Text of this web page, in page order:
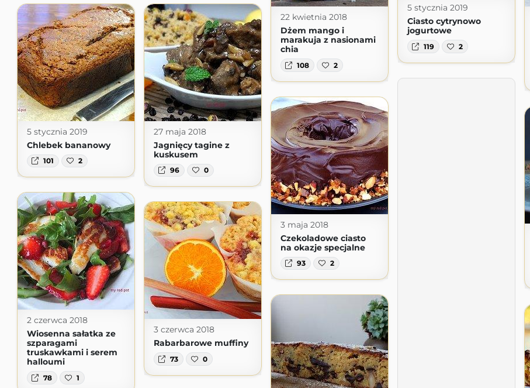
5 stycznia 2019
Ciasto cytrynowo
jogurtowe
119 2
22 kwietnia 2018
Dżem mango i
marakuja z nasionami
chia
108 2
5 stycznia 2019
Chlebek bananowy
101 2
27 maja 2018
Jagnięcy tagine z
kuskusem
96 0
3 maja 2018
Czekoladowe ciasto
na okazje specjalne
93 2
2 czerwca 2018
Wiosenna sałatka ze
szparagami
truskawkami i serem
halloumi
78 1
3 czerwca 2018
Rabarbarowe muffiny
73 0